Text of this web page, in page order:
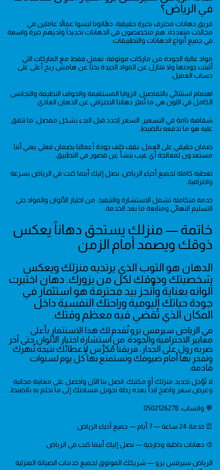
في الرياض؟
فريق دهانات محترف بخبرة حقيقية: دهّانونا ليسوا عمالاً عاملين في
مجالات متعددة. هم متخصصون في الدهانات تحديداً ولديهم خبرة واسعة
في جميع أنواع الدهانات والتطبيقات.
مواد عالية الجودة من ماركات موثوقة: نعمل فقط مع الماركات التي
أثبتت جودتها ولا نتنازل عن المواد الجيدة بحثاً عن هامش ربح أعلى على
حساب العميل.
اهتمام استثنائي بالتفاصيل: الزوايا المستقيمة والحواف النظيفة والتجانس
الكامل في اللون هي ما تُميّز دهاننا الاحترافي عن الدهان العادي.
شفافية تامة في التسعير: السعر يُحدد قبل البدء بشكل مفصل. ما تتفق
عليه هو ما تدفعه بالضبط.
ضمان حقيقي على العمل: نقف خلف جودة أعمالنا بضمان فعلي يعني أننا
مستعدون لمعالجة أي عيب ينشأ عن قصور في التطبيق.
تغطية كاملة لجميع أحياء الرياض: نصل إليك أينما كنت في الرياض بسرعة
واحترافية.
خدمة متكاملة تشمل الاستشارة والتنفيذ: من اختيار الألوان والمواد حتى
التسليم النهائي ومتابعة ما بعد الخدمة.
خاتمة — منزلك يستحق دهاناً يعكس
ذوقك ويصمد أمام الزمن
الدهان هو الثوب الذي يرتديه منزلك ويعكس
شخصيتك وذوقك لكل من يزورك. دهان اختيرت
ألوانه بعناية وأُنجز بيد محترفة هو استثمار في
جودة حياتك اليومية وراحتك النفسية داخل
المكان الذي تُقضي فيه معظم وقتك.
في الرياض سيرفس برو نُقدم لك هذا الاستثمار بأعلى
معايير الاحترافية والجودة. من استشارة اختيار الألوان حتى آخر
ضربة رول على الجدار، فريقنا مُكرَّس لإعطائك نتيجة تُبهرك
وتفخر بها أمام ضيوفك وتستمتع بها كل يوم لسنوات
قادمة.
لا تُؤجل تجديد منزلك أو مكتبك. اتصل بنا الآن واحصل على معاينة مجانية
وعرض سعر واضح ابدأ بعده رحلة تحويل مساحتك إلى ما تحلم به بالضبط.
💬 واتساب: 0502126278
⏰ خدمة 24 ساعة — 7 أيام — جميع أحياء الرياض
🎨 دهانات داخلية وخارجية — نصل إليك أينما كنت في الرياض
الرياض سيرفس برو — شريكك الموثوق لجميع خدمات الصيانة المنزلية